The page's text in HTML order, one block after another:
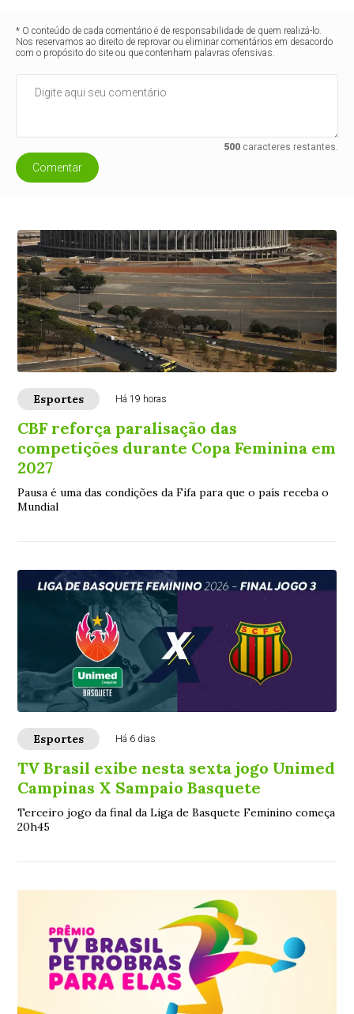
* O conteúdo de cada comentário é de responsabilidade de quem realizá-lo.
Nos reservamos ao direito de reprovar ou eliminar comentários em desacordo
com o propósito do site ou que contenham palavras ofensivas.
500caracteres restantes.
Comentar
Esportes Há 19 horas
CBF reforça paralisação das
competições durante Copa Feminina em
2027
Pausa é uma das condições da Fifa para que o país receba o
Mundial
Esportes Há 6 dias
TV Brasil exibe nesta sexta jogo Unimed
Campinas X Sampaio Basquete
Terceiro jogo da final da Liga de Basquete Feminino começa
20h45